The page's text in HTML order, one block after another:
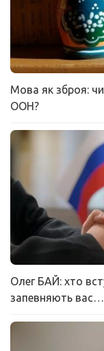
Мова як зброя: чи
ООН?
Олег БАЙ: хто
запевняють вас…